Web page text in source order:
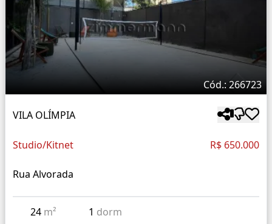
Cód.: 266723
VILA OLÍMPIA
Studio/Kitnet R$ 650.000
Rua Alvorada
24 m² 1 dorm